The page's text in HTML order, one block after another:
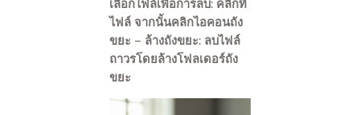
ไฟล์ จากนั้นคลิกไอคอนถัง
ขยะ – ล้างถังขยะ: ลบไฟล์
ถาวรโดยล้างโฟลเดอร์ถัง
ขยะ